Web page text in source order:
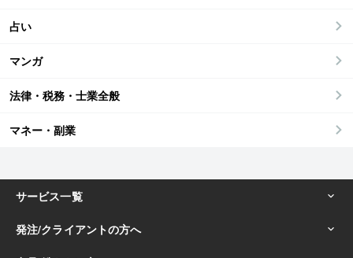
占い
マンガ
法律・税務・士業全般
マネー・副業